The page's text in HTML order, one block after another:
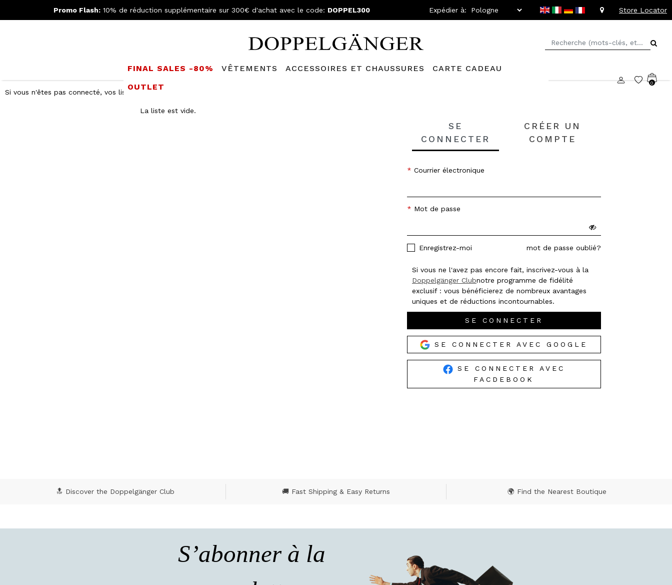
Promo Flash: 10% de réduction supplémentaire sur 300€ d'achat avec le code: DOPPEL300 Expédier à: Store Locator
FINAL SALES -80% VÊTEMENTS ACCESSOIRES ET CHAUSSURES
CARTE CADEAU
OUTLET
0
Si vous n'êtes pas connecté, vos listes ne sont disponibles que sur cet appareil et expireront à la fin de la session.
La liste est vide.
SE
CONNECTER
CRÉER UN
COMPTE
Courrier électronique
Mot de passe
Enregistrez-moi mot de passe oublié?
Si vous ne l'avez pas encore fait, inscrivez-vous à la
Doppelgänger Clubnotre programme de fidélité
exclusif : vous bénéficierez de nombreux avantages
uniques et de réductions incontournables.
SE CONNECTER
SE CONNECTER AVEC GOOGLE
SE CONNECTER AVEC
FACDEBOOK
🔝 Discover the Doppelgänger Club 🚚 Fast Shipping & Easy Returns 🌍 Find the Nearest Boutique
S’abonner à la